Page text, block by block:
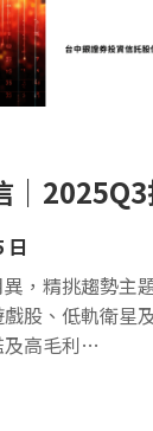
｜
日
，精挑趨勢主
股、低軌衛星
及高毛利…